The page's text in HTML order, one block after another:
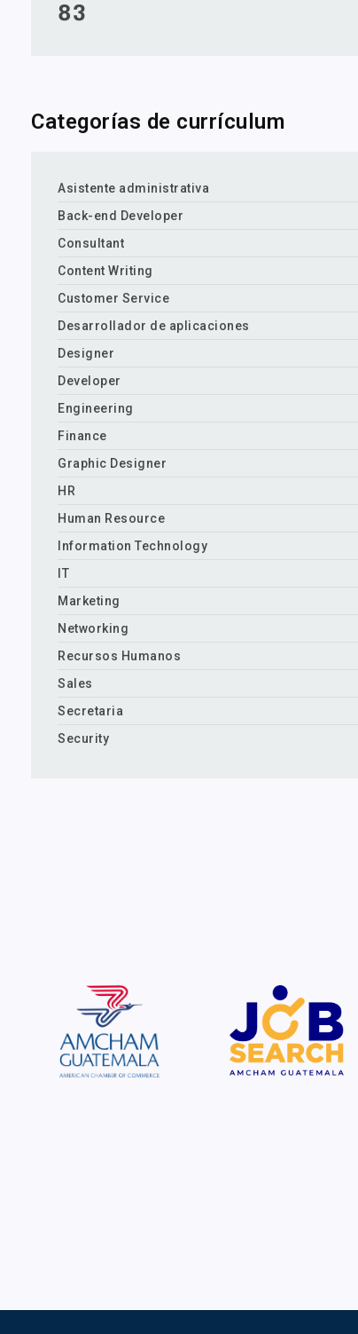
83
Categorías de currículum
Asistente administrativa
Back-end Developer
Consultant
Content Writing
Customer Service
Desarrollador de aplicaciones
Designer
Developer
Engineering
Finance
Graphic Designer
HR
Human Resource
Information Technology
IT
Marketing
Networking
Recursos Humanos
Sales
Secretaria
Security